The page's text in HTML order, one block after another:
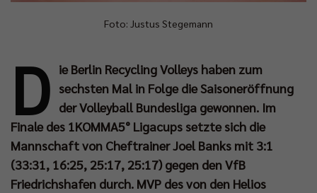
Foto: Justus Stegemann
D ie Berlin Recycling Volleys haben zum
sechsten Mal in Folge die Saisoneröffnung
der Volleyball Bundesliga gewonnen. Im
Finale des 1KOMMA5° Ligacups setzte sich die
Mannschaft von Cheftrainer Joel Banks mit 3:1
(33:31, 16:25, 25:17, 25:17) gegen den VfB
Friedrichshafen durch. MVP des von den Helios